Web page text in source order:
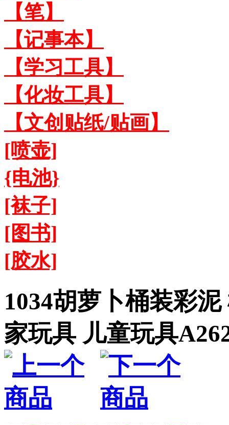
【笔】
【记事本】
【学习工具】
【化妆工具】
【文创贴纸/贴画】
[喷壶]
{电池}
[袜子]
[图书]
[胶水]
1034胡萝卜桶装彩
家玩具 儿童玩具